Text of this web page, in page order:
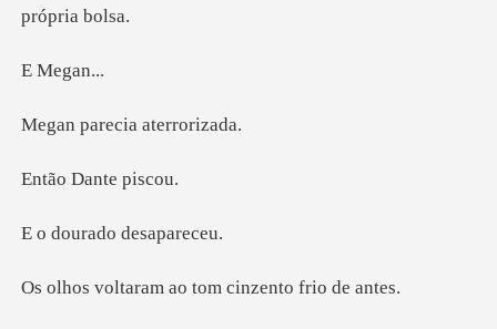
ega
ecia ater
Dante
ado desa
m ao tom cinzent